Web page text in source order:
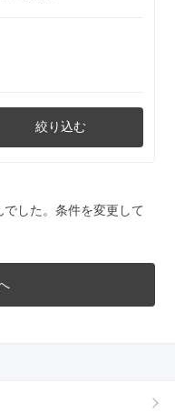
絞り込む
した。条件を変更して